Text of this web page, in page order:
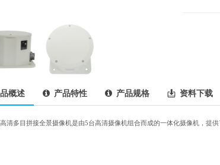
概述 产品特性 产品规格 资料下载
清多目拼接全景摄像机是由5台高清摄像机组合而成的一体化摄像机，提